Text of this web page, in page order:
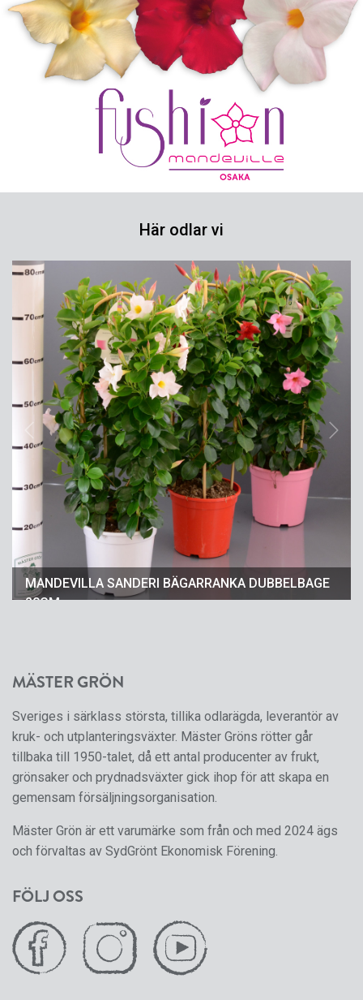
Här odlar vi
MANDEVILLA SANDERI BÄGARRANKA DUBBELBAGE
20CM
Previous Next
MÄSTER GRÖN
Sveriges i särklass största, tillika odlarägda, leverantör av
kruk- och utplanteringsväxter. Mäster Gröns rötter går
tillbaka till 1950-talet, då ett antal producenter av frukt,
grönsaker och prydnadsväxter gick ihop för att skapa en
gemensam försäljningsorganisation.
Mäster Grön är ett varumärke som från och med 2024 ägs
och förvaltas av SydGrönt Ekonomisk Förening.
FÖLJ OSS